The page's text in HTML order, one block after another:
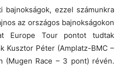
bajnokságok, ezzel számunkra
az országos bajnokságokon
Europe Tour pontot tudtak
Kusztor Péter (Amplatz-BMC –
(Mugen Race – 3 pont) révén.